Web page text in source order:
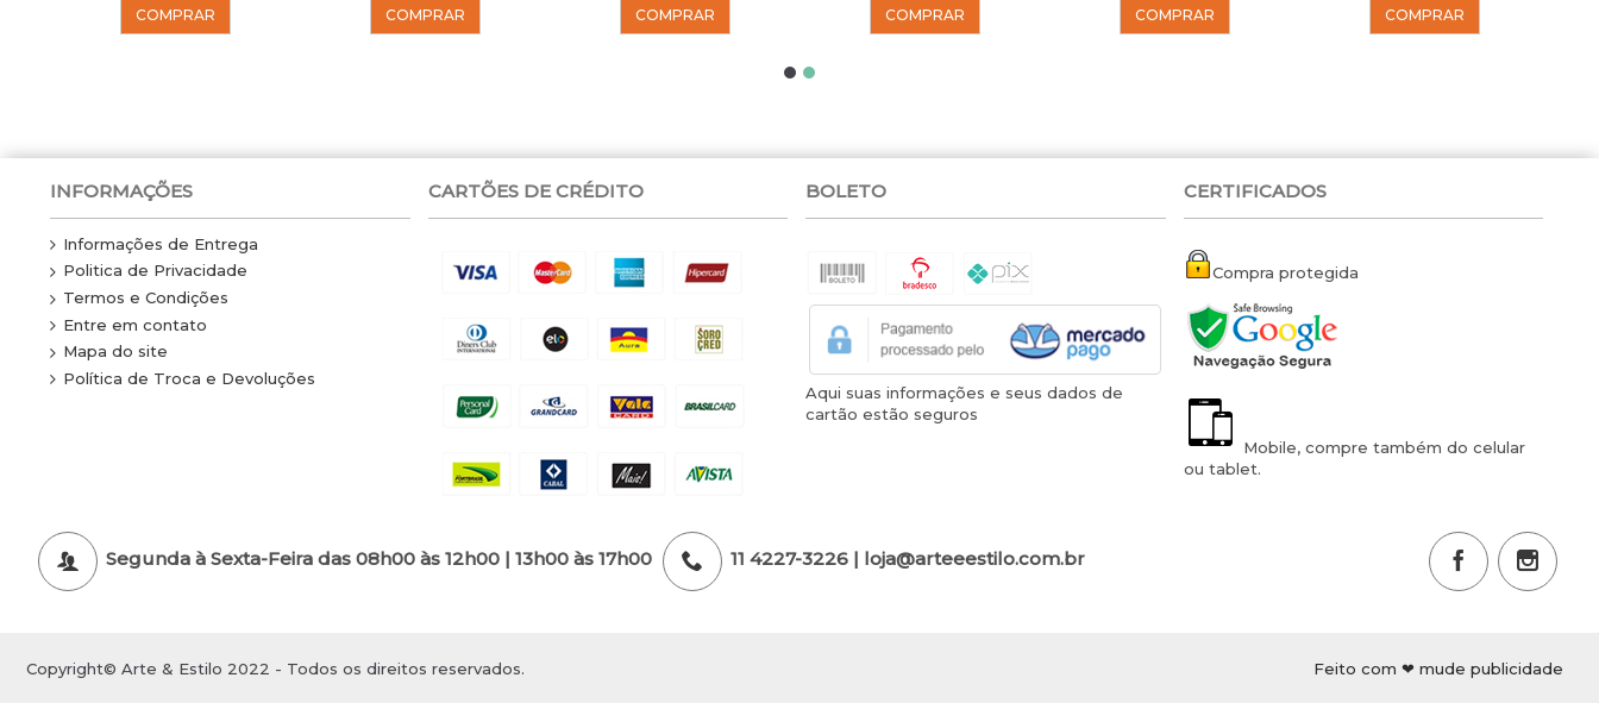
COMPRAR COMPRAR COMPRAR COMPRAR COMPRAR COMPRAR
INFORMAÇÕES
Informações de Entrega
Politica de Privacidade
Termos e Condições
Entre em contato
Mapa do site
Política de Troca e Devoluções
CARTÕES DE CRÉDITO BOLETO
Aqui suas informações e seus dados de
cartão estão seguros
CERTIFICADOS
Compra protegida
Mobile, compre também do celular
ou tablet.
Segunda à Sexta-Feira das 08h00 às 12h00 | 13h00 às 17h00 11 4227-3226 | loja@arteeestilo.com.br
Copyright© Arte & Estilo 2022 - Todos os direitos reservados. Feito com ❤ mude publicidade